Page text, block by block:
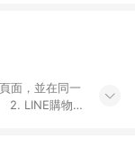
面，並在同一
2. LINE購物